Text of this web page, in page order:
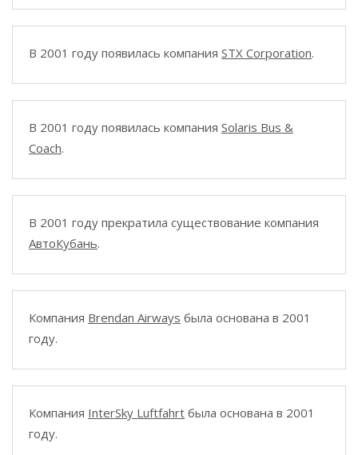
В 2001 году появилась компания STX Corporation.
В 2001 году появилась компания Solaris Bus &
Coach.
В 2001 году прекратила существование компания
АвтоКубань.
Компания Brendan Airways была основана в 2001
году.
Компания InterSky Luftfahrt была основана в 2001
году.